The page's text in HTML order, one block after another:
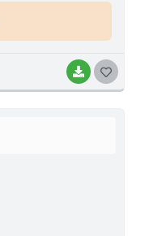
BAIXAR